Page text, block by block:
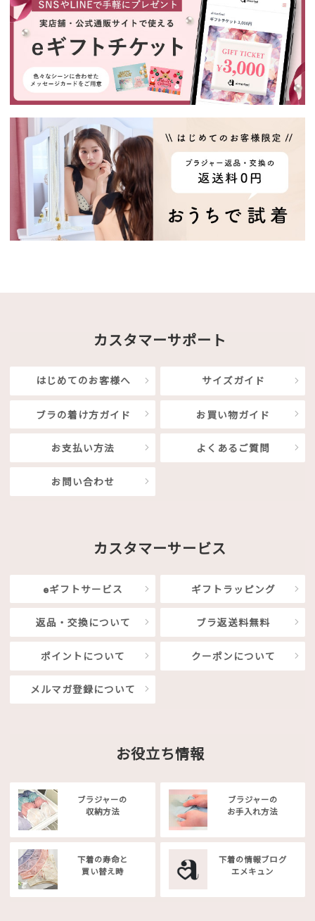
カスタマーサポート
はじめてのお客様へ サイズガイド
ブラの着け方ガイド お買い物ガイド
お支払い方法 よくあるご質問
お問い合わせ
カスタマーサービス
eギフトサービス ギフトラッピング
返品・交換について ブラ返送料無料
ポイントについて クーポンについて
メルマガ登録について
お役立ち情報
ブラジャーの
収納方法
ブラジャーの
お手入れ方法
下着の寿命と
買い替え時
下着の情報ブログ
エメキュン